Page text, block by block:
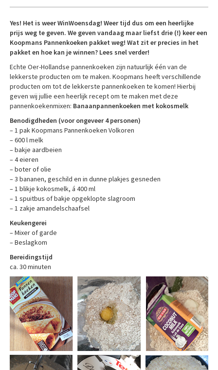
Yes! Het is weer WinWoensdag! Weer tijd dus om een heerlijke
prijs weg te geven. We geven vandaag maar liefst drie (!) keer een
Koopmans Pannenkoeken pakket weg! Wat zit er precies in het
pakket en hoe kan je winnen? Lees snel verder!
Echte Oer-Hollandse pannenkoeken zijn natuurlijk één van de
lekkerste producten om te maken. Koopmans heeft verschillende
producten om tot de lekkerste pannenkoeken te komen! Hierbij
geven wij jullie een heerlijk recept om te maken met deze
pannenkoekenmixen: Banaanpannenkoeken met kokosmelk
Benodigdheden (voor ongeveer 4 personen)
– 1 pak Koopmans Pannenkoeken Volkoren
– 600 l melk
– bakje aardbeien
– 4 eieren
– boter of olie
– 3 bananen, geschild en in dunne plakjes gesneden
– 1 blikje kokosmelk, á 400 ml
– 1 spuitbus of bakje opgeklopte slagroom
– 1 zakje amandelschaafsel
Keukengerei
– Mixer of garde
– Beslagkom
Bereidingstijd
ca. 30 minuten